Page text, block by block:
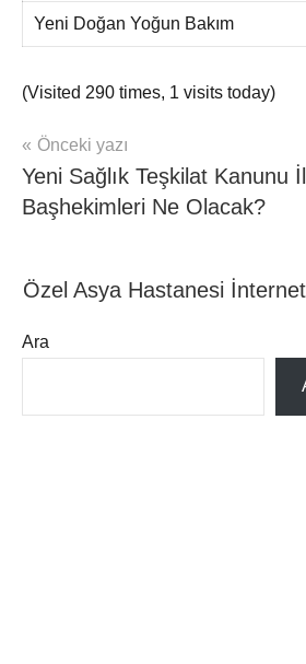
Yeni Doğan Yoğun Bakım
(Visited 290 times, 1 visits today)
ÖZEL
HASTANELER
RANDEVU
Yazı
gezinmesi
Önceki yazı
Yeni Sağlık Teşkilat Kanunu
Başhekimleri Ne Olacak?
Özel Asya Hastanesi
Ara